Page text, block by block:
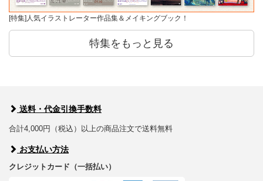
[特集]人気イラストレーター作品集＆メイキングブック！
特集をもっと見る
送料・代金引換手数料
合計4,000円（税込）以上の商品注文で送料無料
お支払い方法
クレジットカード（一括払い）